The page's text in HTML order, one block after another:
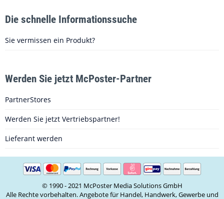
Die schnelle Informationssuche
Sie vermissen ein Produkt?
Werden Sie jetzt McPoster-Partner
PartnerStores
Werden Sie jetzt Vertriebspartner!
Lieferant werden
© 1990 - 2021 McPoster Media Solutions GmbH
Alle Rechte vorbehalten. Angebote für Handel, Handwerk, Gewerbe und